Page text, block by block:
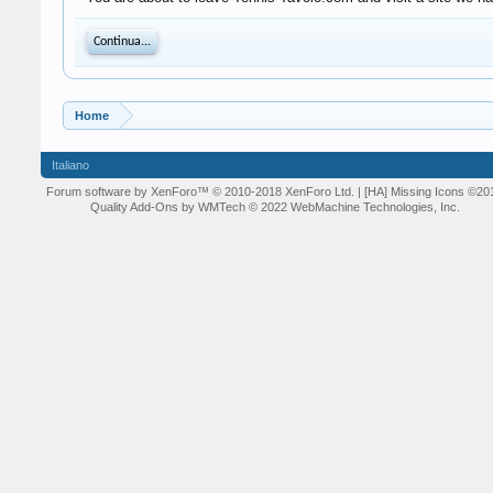
Continua...
Home
Italiano
Forum software by XenForo™ © 2010-2018 XenForo Ltd. | [HA] Missing Icons
Quality Add-Ons by WMTech © 2022 WebMachine Technologies, Inc.